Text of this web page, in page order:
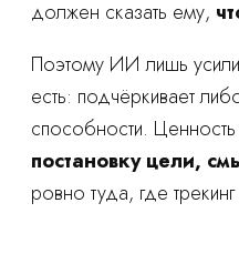
должен сказать ему,
Поэтому ИИ лишь
есть: подчёркивает
способности.
постановку цели,
ровно туда, где